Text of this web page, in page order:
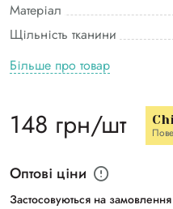
Матеріал
Щільність тканини
Більше про товар
148 грн/шт
Оптові ціни
Застосовуються на